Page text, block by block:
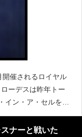
開催されるロイヤル
ーデスは昨年トー
ン・ア・セルを最
、ローデスがサプ
なく
ナーと戦いた